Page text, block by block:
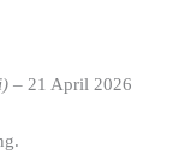
– 21 April 2026